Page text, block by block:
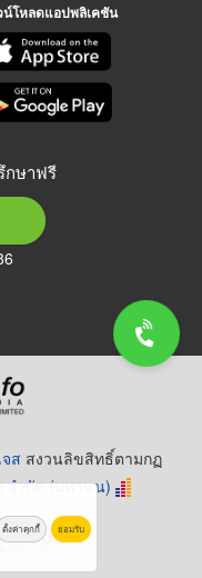
โหลดแอปพลิเคชัน
กษาฟรี
ส สงวนลิขสิทธิ์ตามกฏ
จำกัด (มหาชน)
ตั้งค่าคุกกี้ ยอมรับ